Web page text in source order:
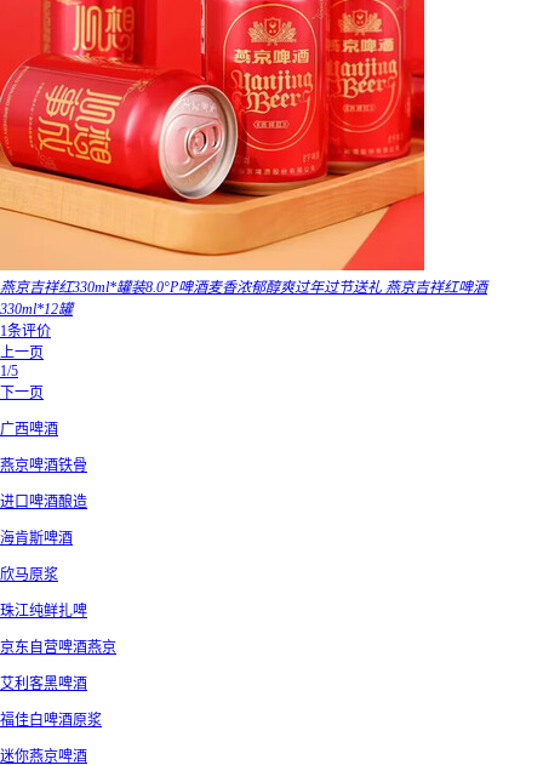
燕京吉祥红330ml*罐装8.0°P啤酒麦香浓郁醇爽过年过节送礼 燕京吉祥红啤酒
330ml*12罐
1条评价
上一页
1/5
下一页
广西啤酒
燕京啤酒铁骨
进口啤酒酿造
海肯斯啤酒
欣马原浆
珠江纯鲜扎啤
京东自营啤酒燕京
艾利客黑啤酒
福佳白啤酒原浆
迷你燕京啤酒